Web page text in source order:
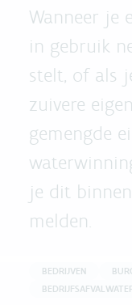
Wanneer je
in gebruik
stelt, of als
zuivere
gemengde
je dit
melden.
BEDRIJVEN